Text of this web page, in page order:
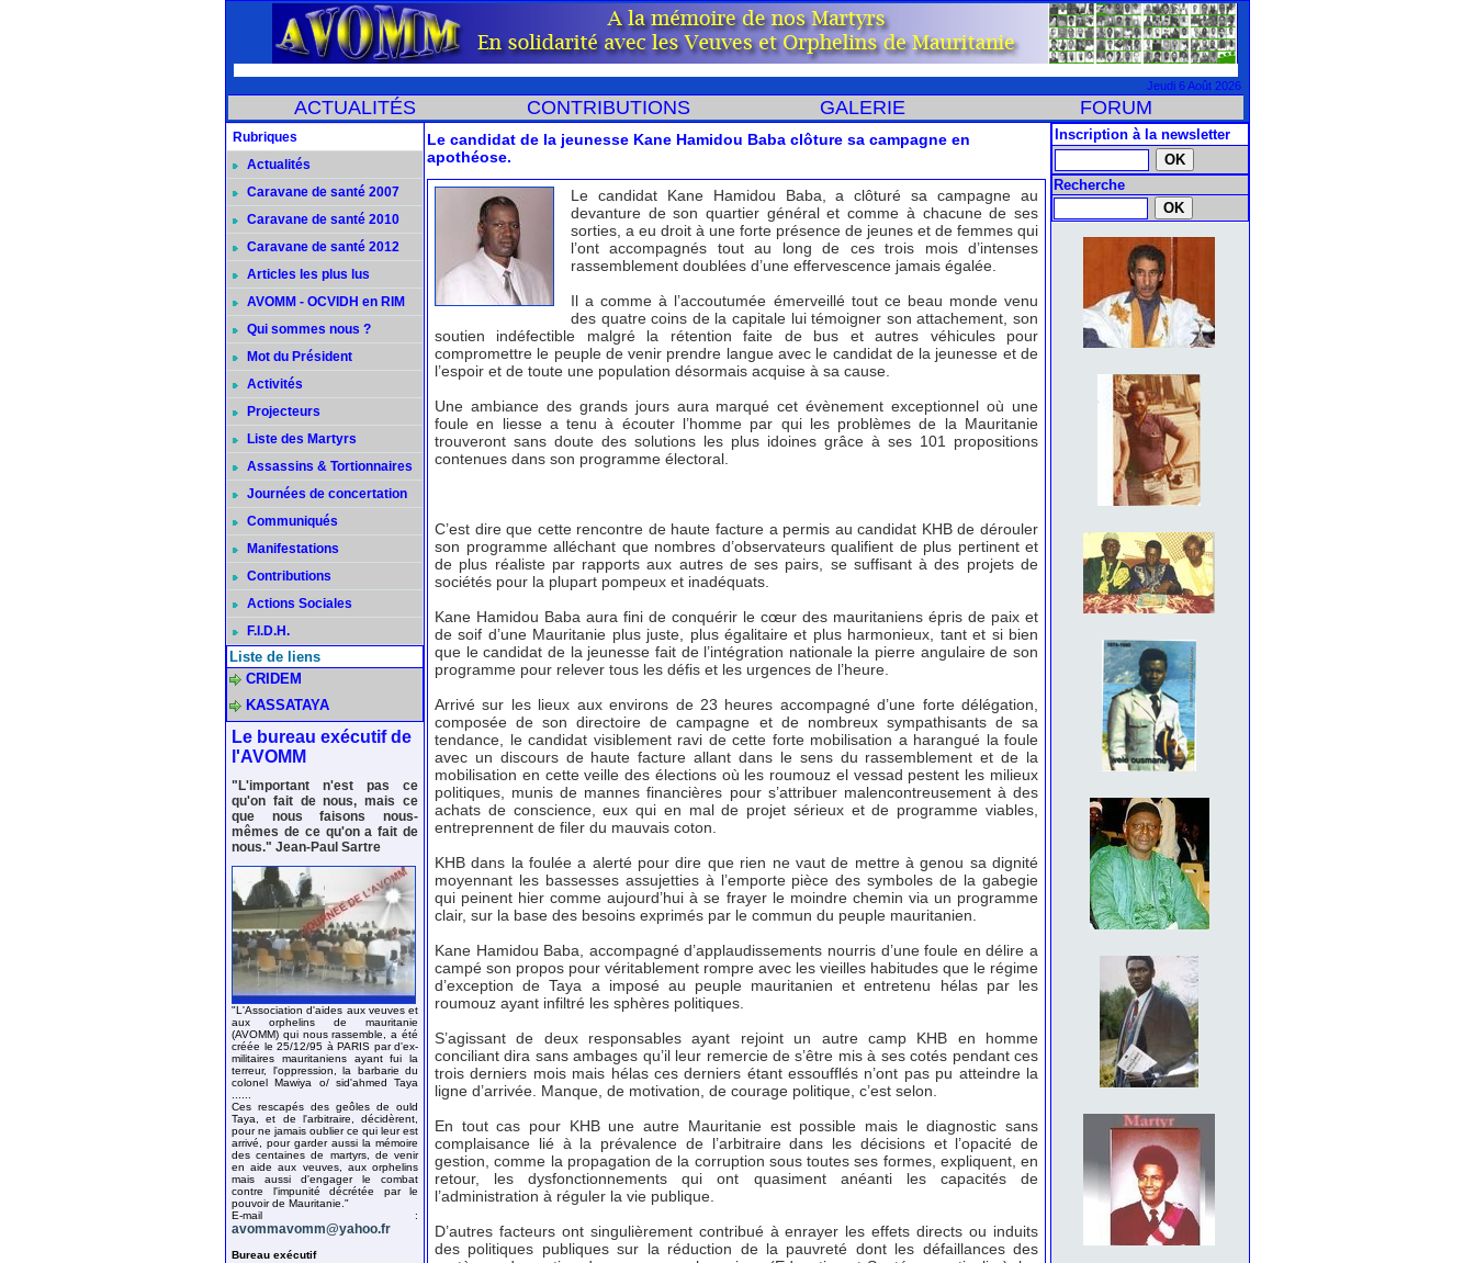
Jeudi 6 Août 2026
ACTUALITÉS CONTRIBUTIONS GALERIE FORUM
Rubriques
Actualités
Caravane de santé 2007
Caravane de santé 2010
Caravane de santé 2012
Articles les plus lus
AVOMM - OCVIDH en RIM
Qui sommes nous ?
Mot du Président
Activités
Projecteurs
Liste des Martyrs
Assassins & Tortionnaires
Journées de concertation
Communiqués
Manifestations
Contributions
Actions Sociales
F.I.D.H.
Liste de liens
CRIDEM
KASSATAYA
Le bureau exécutif de
l'AVOMM
"L'important n'est pas ce
qu'on fait de nous, mais ce
que nous faisons nous-
mêmes de ce qu'on a fait de
nous." Jean-Paul Sartre
"L'Association d'aides aux veuves et
aux orphelins de mauritanie
(AVOMM) qui nous rassemble, a été
créée le 25/12/95 à PARIS par d'ex-
militaires mauritaniens ayant fui la
terreur, l'oppression, la barbarie du
colonel Mawiya o/ sid'ahmed Taya
Ces rescapés des geôles de ould
Taya, et de l'arbitraire, décidèrent,
pour ne jamais oublier ce qui leur est
arrivé, pour garder aussi la mémoire
des centaines de martyrs, de venir
en aide aux veuves, aux orphelins
mais aussi d'engager le combat
contre l'impunité décrétée par le
pouvoir de Mauritanie."
E-mail :
avommavomm@yahoo.fr
Bureau exécutif
Le candidat de la jeunesse Kane Hamidou Baba clôture sa campagne en
apothéose.
Le candidat Kane Hamidou Baba, a clôturé sa campagne au
devanture de son quartier général et comme à chacune de ses
sorties, a eu droit à une forte présence de jeunes et de femmes qui
l’ont accompagnés tout au long de ces trois mois d’intenses
rassemblement doublées d’une effervescence jamais égalée.
Il a comme à l’accoutumée émerveillé tout ce beau monde venu
des quatre coins de la capitale lui témoigner son attachement, son
soutien indéfectible malgré la rétention faite de bus et autres véhicules pour
compromettre le peuple de venir prendre langue avec le candidat de la jeunesse et de
l’espoir et de toute une population désormais acquise à sa cause.
Une ambiance des grands jours aura marqué cet évènement exceptionnel où une
foule en liesse a tenu à écouter l’homme par qui les problèmes de la Mauritanie
trouveront sans doute des solutions les plus idoines grâce à ses 101 propositions
contenues dans son programme électoral.
C’est dire que cette rencontre de haute facture a permis au candidat KHB de dérouler
son programme alléchant que nombres d’observateurs qualifient de plus pertinent et
de plus réaliste par rapports aux autres de ses pairs, se suffisant à des projets de
sociétés pour la plupart pompeux et inadéquats.
Kane Hamidou Baba aura fini de conquérir le cœur des mauritaniens épris de paix et
de soif d’une Mauritanie plus juste, plus égalitaire et plus harmonieux, tant et si bien
que le candidat de la jeunesse fait de l’intégration nationale la pierre angulaire de son
programme pour relever tous les défis et les urgences de l’heure.
Arrivé sur les lieux aux environs de 23 heures accompagné d’une forte délégation,
composée de son directoire de campagne et de nombreux sympathisants de sa
tendance, le candidat visiblement ravi de cette forte mobilisation a harangué la foule
avec un discours de haute facture allant dans le sens du rassemblement et de la
mobilisation en cette veille des élections où les roumouz el vessad pestent les milieux
politiques, munis de mannes financières pour s’attribuer malencontreusement à des
achats de conscience, eux qui en mal de projet sérieux et de programme viables,
entreprennent de filer du mauvais coton.
KHB dans la foulée a alerté pour dire que rien ne vaut de mettre à genou sa dignité
moyennant les bassesses assujetties à l’emporte pièce des symboles de la gabegie
qui peinent hier comme aujourd’hui à se frayer le moindre chemin via un programme
clair, sur la base des besoins exprimés par le commun du peuple mauritanien.
Kane Hamidou Baba, accompagné d’applaudissements nourris d’une foule en délire a
campé son propos pour véritablement rompre avec les vieilles habitudes que le régime
d’exception de Taya a imposé au peuple mauritanien et entretenu hélas par les
roumouz ayant infiltré les sphères politiques.
S’agissant de deux responsables ayant rejoint un autre camp KHB en homme
conciliant dira sans ambages qu’il leur remercie de s’être mis à ses cotés pendant ces
trois derniers mois mais hélas ces derniers étant essoufflés n’ont pas pu atteindre la
ligne d’arrivée. Manque, de motivation, de courage politique, c’est selon.
En tout cas pour KHB une autre Mauritanie est possible mais le diagnostic sans
complaisance lié à la prévalence de l’arbitraire dans les décisions et l’opacité de
gestion, comme la propagation de la corruption sous toutes ses formes, expliquent, en
retour, les dysfonctionnements qui ont quasiment anéanti les capacités de
l’administration à réguler la vie publique.
D’autres facteurs ont singulièrement contribué à enrayer les effets directs ou induits
des politiques publiques sur la réduction de la pauvreté dont les défaillances des
Inscription à la newsletter
Recherche